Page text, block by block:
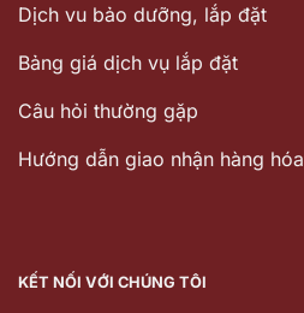
Dịch vu bảo dưỡng, lắp đặt
Bảng giá dịch vụ lắp đặt
Câu hỏi thường gặp
Hướng dẫn giao nhận hàng hóa
KẾT NỐI VỚI CHÚNG TÔI